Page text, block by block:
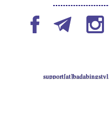
support[at]badabingstyl